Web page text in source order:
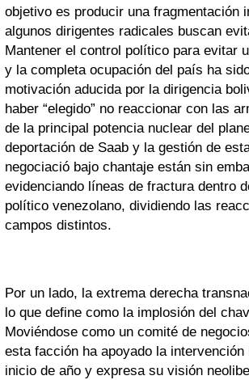
objetivo es producir una fragmentación
algunos dirigentes radicales buscan
Mantener el control político para evitar
y la completa ocupación del país ha
motivación aducida por la dirigencia
haber “elegido” no reaccionar con las
de la principal potencia nuclear del
deportación de Saab y la gestión de
negociació bajo chantaje están sin
evidenciando líneas de fractura dentro
político venezolano, dividiendo las
campos distintos.
Por un lado, la extrema derecha
lo que define como la implosión del
Moviéndose como un comité de
esta facción ha apoyado la intervención
inicio de año y expresa su visión